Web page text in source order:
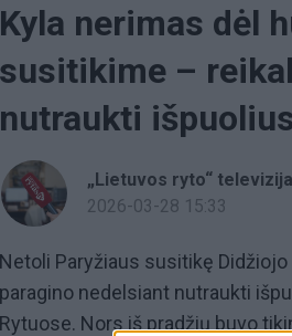
Kyla nerimas dėl
susitikime –
nutraukti
„Lietuvos ryto“ televizija
2026-03-28 15:33
Netoli Paryžiaus susitikę
paragino nedelsiant nutraukti
Rytuose. Nors iš pradžių buvo